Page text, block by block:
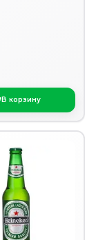
В корзину